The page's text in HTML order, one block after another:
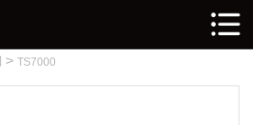
> TS7000